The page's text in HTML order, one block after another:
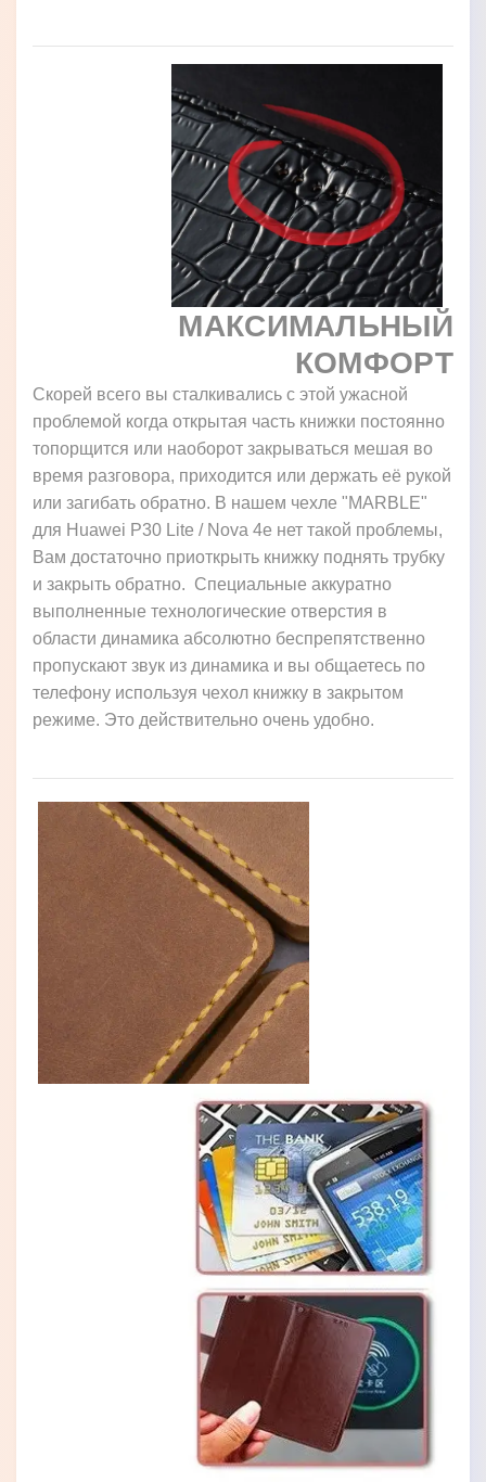
МАКСИМАЛЬНЫЙ
КОМФОРТ
Скорей всего вы сталкивались с этой ужасной
проблемой когда открытая часть книжки постоянно
топорщится или наоборот закрываться мешая во
время разговора, приходится или держать её рукой
или загибать обратно. В нашем чехле "MARBLE"
для Huawei P30 Lite / Nova 4e нет такой проблемы,
Вам достаточно приоткрыть книжку поднять трубку
и закрыть обратно. Специальные аккуратно
выполненные технологические отверстия в
области динамика абсолютно беспрепятственно
пропускают звук из динамика и вы общаетесь по
телефону используя чехол книжку в закрытом
режиме. Это действительно очень удобно.